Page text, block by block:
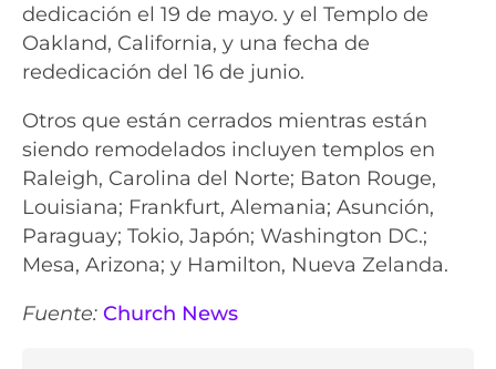
dedicación el 19 de mayo. y el Templo de
Oakland, California, y una fecha de
rededicación del 16 de junio.
Otros que están cerrados mientras están
siendo remodelados incluyen templos en
Raleigh, Carolina del Norte; Baton Rouge,
Louisiana; Frankfurt, Alemania; Asunción,
Paraguay; Tokio, Japón; Washington DC.;
Mesa, Arizona; y Hamilton, Nueva Zelanda.
Fuente: Church News